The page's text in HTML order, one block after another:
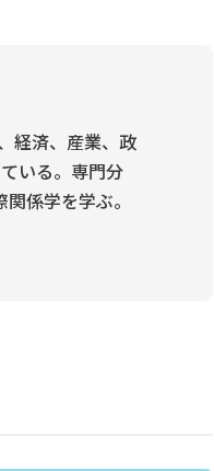
経済、産業、政
いる。専門分
係学を学ぶ。